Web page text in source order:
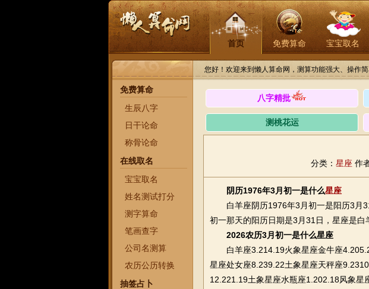
首页 免费算命 宝宝取名
您好！欢迎来到懒人算命网，测算功能强大、操作
免费算命
生辰八字
日干论命
称骨论命
在线取名
宝宝取名
姓名测试打分
测字算命
笔画查字
公司名测算
农历公历转换
抽签占卜
八字精批
测桃花运
分类： 星座 作
阴历1976年3月初一是什么星座
白羊座阴历1976年3月初一是阳历3月31
初一那天的阳历日期是3月31日，星座是白
2026农历3月初一是什么星座
白羊座3.214.19火象星座金牛座
星座处女座8.239.22土象星座天秤座
12.221.19土象星座水瓶座1.202.18风象星